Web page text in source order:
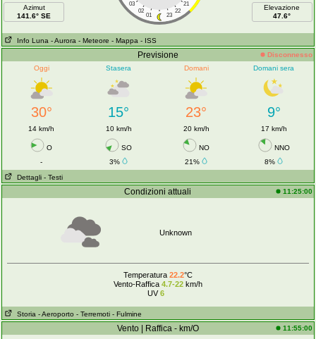
Azimut
141.6° SE
03
21
02
22
01 23
Elevazione
47.6°
Info Luna - Aurora - Meteore - Mappa - ISS
Previsione
Disconnesso
Oggi
Stasera Domani Domani sera
30° 15° 23° 9°
14 km/h 10 km/h 20 km/h 17 km/h
O SO NO
NNO
-
3% 21%
8%
Dettagli - Testi
Condizioni attuali 11:25:00
Unknown
Temperatura 22.2°C
Vento-Raffica 4.7-22km/h
UV6
Storia - Aeroporto - Terremoti - Fulmine
Vento | Raffica - km/O 11:55:00